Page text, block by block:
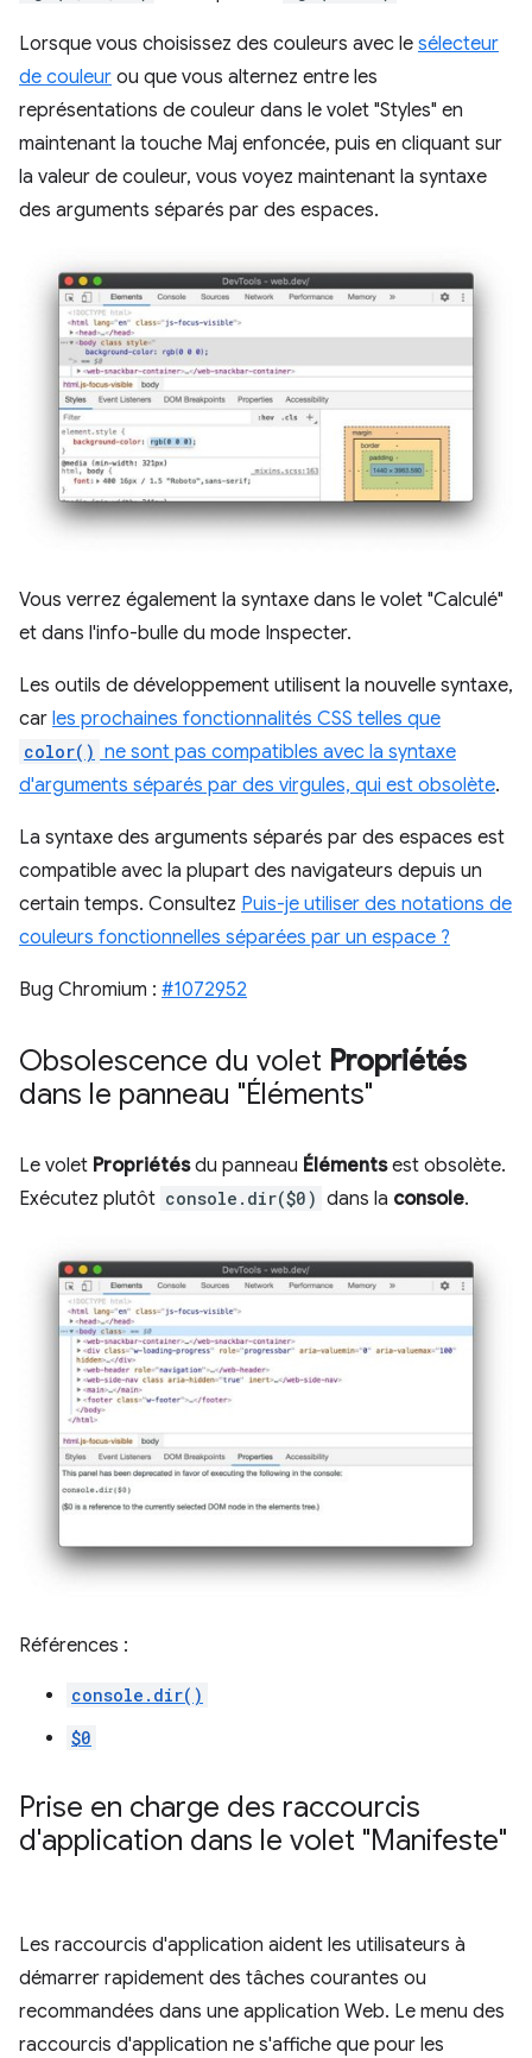
Lorsque vous choisissez des couleurs avec le sélecteur
de couleur ou que vous alternez entre les
représentations de couleur dans le volet "Styles" en
maintenant la touche Maj enfoncée, puis en cliquant sur
la valeur de couleur, vous voyez maintenant la syntaxe
des arguments séparés par des espaces.
Vous verrez également la syntaxe dans le volet "Calculé"
et dans l'info-bulle du mode Inspecter.
Les outils de développement utilisent la nouvelle syntaxe,
car les prochaines fonctionnalités CSS telles que
color() ne sont pas compatibles avec la syntaxe
d'arguments séparés par des virgules, qui est obsolète.
La syntaxe des arguments séparés par des espaces est
compatible avec la plupart des navigateurs depuis un
certain temps. Consultez Puis-je utiliser des notations de
couleurs fonctionnelles séparées par un espace ?
Bug Chromium : #1072952
Obsolescence du volet Propriétés
dans le panneau "Éléments"
Le volet Propriétésdu panneau Élémentsest obsolète.
Exécutez plutôt console.dir($0) dans la console.
Références :
console.dir()
$0
Prise en charge des raccourcis
d'application dans le volet "Manifeste"
Les raccourcis d'application aident les utilisateurs à
démarrer rapidement des tâches courantes ou
recommandées dans une application Web. Le menu des
raccourcis d'application ne s'affiche que pour les